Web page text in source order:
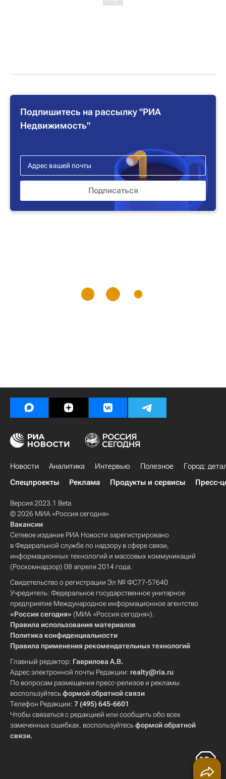
Подпишитесь на рассылку "РИА
Недвижимость"
Новости Аналитика Интервью Полезное
Город:
Спецпроекты
Реклама Продукты и сервисы Пресс-
Версия 2023.1 Beta
© 2026 МИА «Россия сегодня»
Вакансии
Сетевое издание РИА Новости зарегистрировано
в Федеральной службе по надзору в сфере связи,
информационных технологий и массовых коммуникаций
(Роскомнадзор) 08 апреля 2014 года.
Свидетельство о регистрации Эл № ФС77-57640
Учредитель: Федеральное государственное унитарное
предприятие Международное информационное агентство
«Россия сегодня» (МИА «Россия сегодня»).
Правила использования материалов
Политика конфиденциальности
Правила применения рекомендательных технологий
Главный редактор: Гаврилова А.В.
Адрес электронной почты Редакции: realty@ria.ru
По вопросам размещения пресс-релизов и рекламы
воспользуйтесьформой обратной связи
Телефон Редакции: 7 (495) 645-6601
Чтобы связаться с редакцией или сообщить обо всех
замеченных ошибках, воспользуйтесьформой обратной
связи.